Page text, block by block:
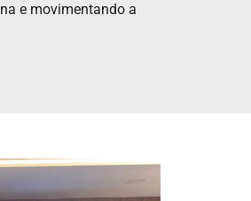
e movimentando a